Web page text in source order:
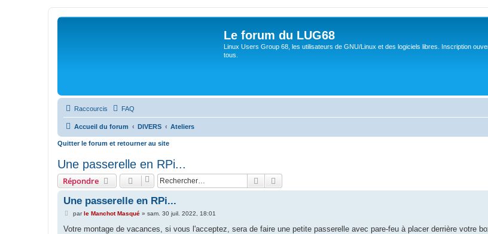
Le forum du LUG68
Linux Users Group 68, les utilisateurs de GNU/Linux et des logiciels libres. Inscription
tous.
Raccourcis FAQ
Accueil du forum DIVERS Ateliers
Quitter le forum et retourner au site
Une passerelle en RPi...
Répondre Rechercher
Une passerelle en RPi...
M
s
parle Manchot Masqué» sam. 30 juil. 2022, 18:01
Votre montage de vacances, si vous l'acceptez, sera de faire une petite passerelle avec pare-feu à placer derrière votre